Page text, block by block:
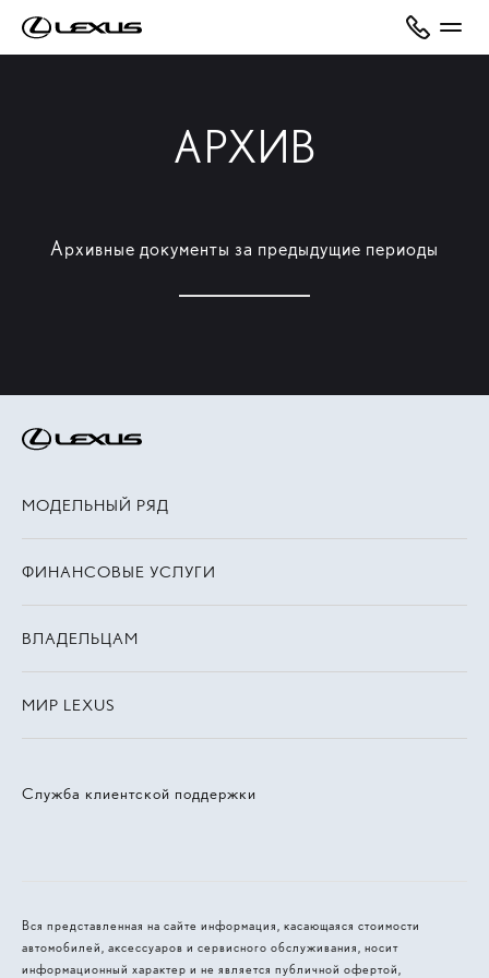
АРХИВ
Архивные документы за предыдущие периоды
Служба клиентской поддержки
МОДЕЛЬНЫЙ РЯД
ФИНАНСОВЫЕ УСЛУГИ
ВЛАДЕЛЬЦАМ
МИР LEXUS
Вся представленная на сайте информация, касающаяся стоимости
автомобилей, аксессуаров и сервисного обслуживания, носит
информационный характер и не является публичной офертой,